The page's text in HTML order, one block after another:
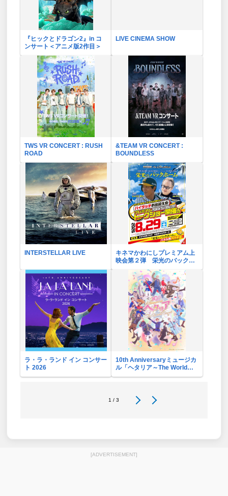
『ヒックとドラゴン2』in コ
ンサート＜アニメ版2作目＞
LIVE CINEMA SHOW
TWS VR CONCERT : RUSH
ROAD
&TEAM VR CONCERT :
BOUNDLESS
INTERSTELLAR LIVE
キネマかわにしプレミアム上
映会第２弾 栄光のバックホ
ラ・ラ・ランド イン コンサー
ト 2026
10th Anniversaryミュージカ
ル「ヘタリア～The World
1 / 3
[ADVERTISEMENT]